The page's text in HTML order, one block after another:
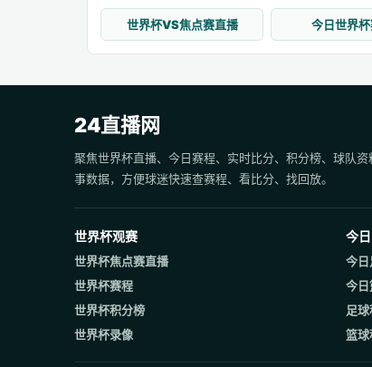
世界杯VS焦点赛直播 今日世界
24直播网
聚焦世界杯直播、今日赛程、实时比分、积分榜、球队
事数据，方便球迷快速查赛程、看比分、找回放。
世界杯观赛
世界杯焦点赛直播
世界杯赛程
世界杯积分榜
世界杯录像
今
今日
今日
足
篮球